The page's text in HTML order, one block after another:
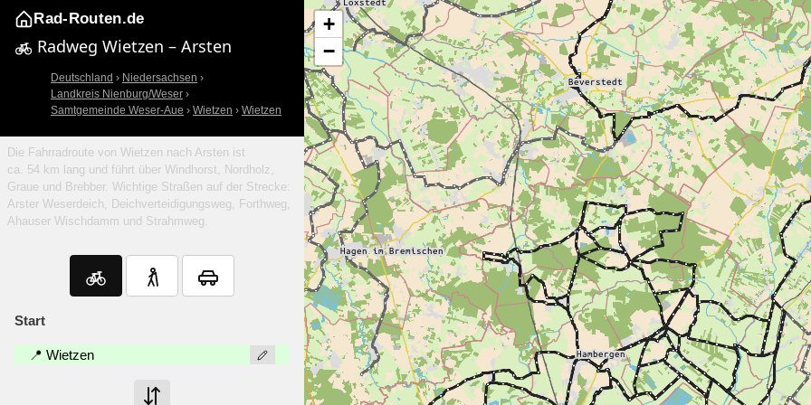
Rad-Routen.de
Radweg Wietzen – Arsten
Deutschland › Niedersachsen ›
Landkreis Nienburg/Weser ›
Samtgemeinde Weser-Aue › Wietzen › Wietzen
Die Fahrradroute von Wietzen nach Arsten ist
ca. 54 km lang und führt über Windhorst, Nordholz,
Graue und Brebber. Wichtige Straßen auf der Strecke:
Arster Weserdeich, Deichverteidigungsweg, Forthweg,
Ahauser Wischdamm und Strahmweg.
Start
📍 Wietzen
+
−